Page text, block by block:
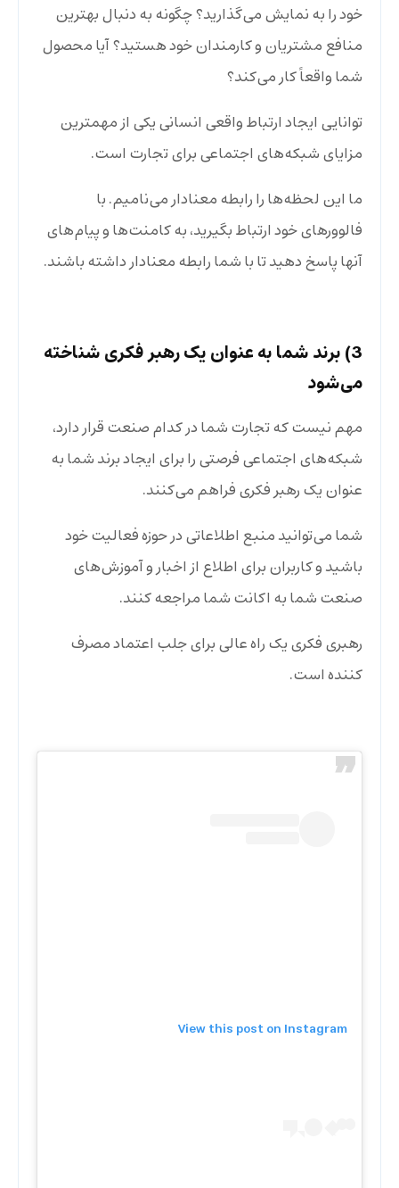
خود را به نمایش می‌گذارید؟ چگونه به دنبال بهترین
منافع مشتریان و کارمندان خود هستید؟ آیا محصول
شما واقعاً کار می‌کند؟
توانایی ایجاد ارتباط واقعی انسانی یکی از مهمترین
مزایای شبکه‌های اجتماعی برای تجارت است.
ما این لحظه‌ها را رابطه معنادار می‌نامیم. با
فالوورهای خود ارتباط بگیرید، به کامنت‌ها و پیام‌های
آنها پاسخ دهید تا با شما رابطه معنادار داشته باشند.
3) برند شما به عنوان یک رهبر فکری شناخته
می‌شود
مهم نیست که تجارت شما در کدام صنعت قرار دارد،
شبکه‌های اجتماعی فرصتی را برای ایجاد برند شما به
عنوان یک رهبر فکری فراهم می‌کنند.
شما می‌توانید منبع اطلاعاتی در حوزه فعالیت خود
باشید و کاربران برای اطلاع از اخبار و آموزش‌های
صنعت شما به اکانت شما مراجعه کنند.
رهبری فکری یک راه عالی برای جلب اعتماد مصرف
کننده است.
View this post on Instagram